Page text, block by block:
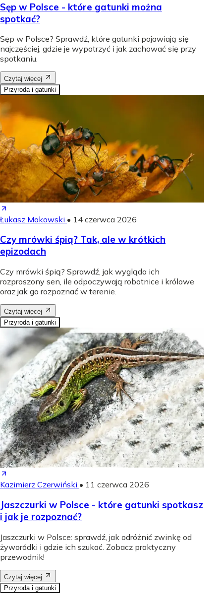
Sęp w Polsce - które gatunki można
spotkać?
Sęp w Polsce? Sprawdź, które gatunki pojawiają się
najczęściej, gdzie je wypatrzyć i jak zachować się przy
spotkaniu.
Czytaj więcej
Przyroda i gatunki
Łukasz Makowski • 14 czerwca 2026
Czy mrówki śpią? Tak, ale w krótkich
epizodach
Czy mrówki śpią? Sprawdź, jak wygląda ich
rozproszony sen, ile odpoczywają robotnice i królowe
oraz jak go rozpoznać w terenie.
Czytaj więcej
Przyroda i gatunki
Kazimierz Czerwiński • 11 czerwca 2026
Jaszczurki w Polsce - które gatunki spotkasz
i jak je rozpoznać?
Jaszczurki w Polsce: sprawdź, jak odróżnić zwinkę od
żyworódki i gdzie ich szukać. Zobacz praktyczny
przewodnik!
Czytaj więcej
Przyroda i gatunki